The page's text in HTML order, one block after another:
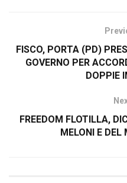
FISCO, PORTA (PD)
GOVERNO PER
DOPPIE
FREEDOM FLOTILLA,
MELONI E DEL